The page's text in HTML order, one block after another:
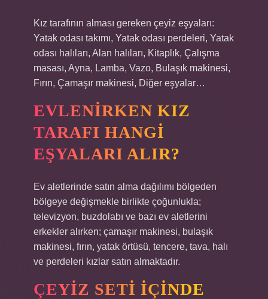
Kız tarafının alması gereken çeyiz eşyaları:
Yatak odası takımı, Yatak odası perdeleri, Yatak
odası halıları, Alan halıları, Kitaplık, Çalışma
masası, Ayna, Lamba, Vazo, Bulaşık makinesi,
Fırın, Çamaşır makinesi, Diğer eşyalar…
EVLENIRKEN KIZ
TARAFI HANGI
EŞYALARI ALIR?
Ev aletlerinde satın alma dağılımı bölgeden
bölgeye değişmekle birlikte çoğunlukla;
televizyon, buzdolabı ve bazı ev aletlerini
erkekler alırken; çamaşır makinesi, bulaşık
makinesi, fırın, yatak örtüsü, tencere, tava, halı
ve perdeleri kızlar satın almaktadır.
ÇEYIZ SETI IÇINDE